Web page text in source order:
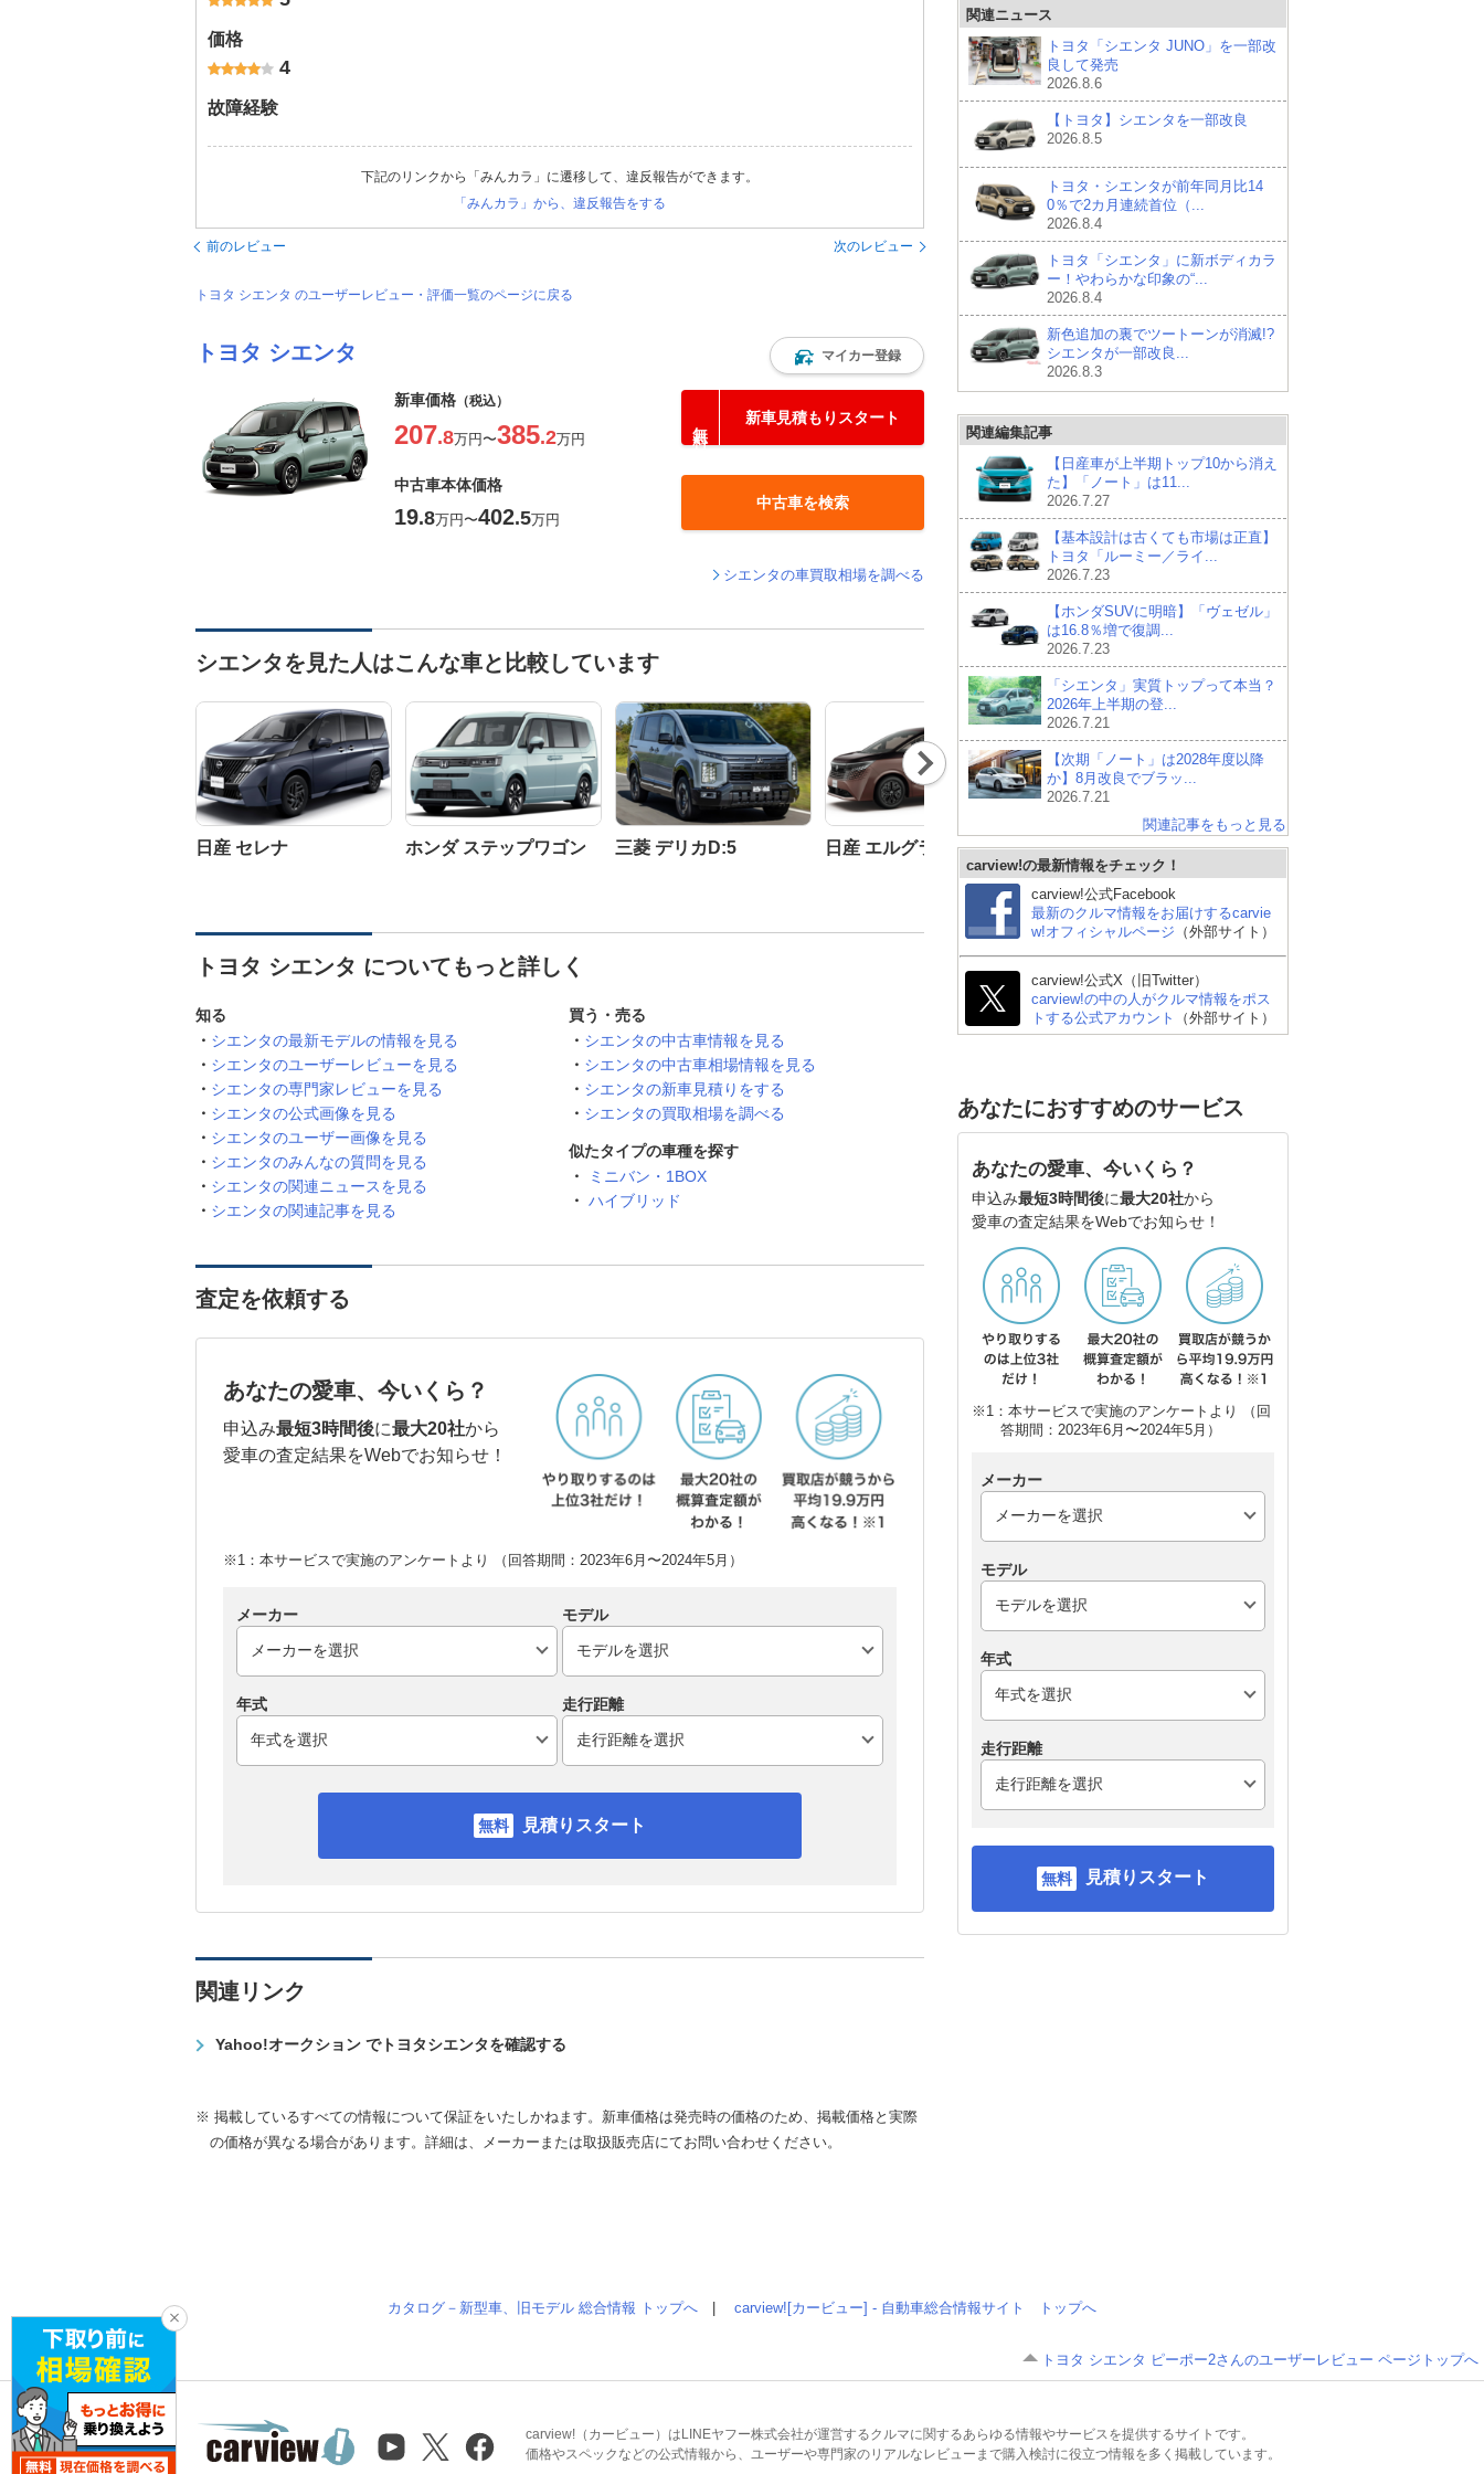
価格
4
故障経験
下記のリンクから「みんカラ」に遷移して、違反報告ができます。
「みんカラ」から、違反報告をする
前のレビュー 次のレビュー
トヨタ シエンタ のユーザーレビュー・評価一覧のページに戻る
トヨタ シエンタ マイカー登録
新車価格 （税込）
207.8万円〜385.2万円
新車見積もりスタート
中古車本体価格
19.8万円〜402.5万円
中古車を検索
シエンタの車買取相場を調べる
シエンタを見た人はこんな車と比較しています
日産 セレナ ホンダ ステップワゴン 三菱 デリカD:5 日産 エルグランド ホンダ オデッセイ スズキ エブリイワゴン
Nex
t
トヨタ シエンタ についてもっと詳しく
知る
シエンタの最新モデルの情報を見る
シエンタのユーザーレビューを見る
シエンタの専門家レビューを見る
シエンタの公式画像を見る
シエンタのユーザー画像を見る
シエンタのみんなの質問を見る
シエンタの関連ニュースを見る
シエンタの関連記事を見る
買う・売る
シエンタの中古車情報を見る
シエンタの中古車相場情報を見る
シエンタの新車見積りをする
シエンタの買取相場を調べる
似たタイプの車種を探す
ミニバン・1BOX
ハイブリッド
査定を依頼する
あなたの愛車、今いくら？
申込み最短3時間後に最大20社から
愛車の査定結果をWebでお知らせ！
※1：本サービスで実施のアンケートより （回答期間：2023年6月〜2024年5月）
メーカー モデル
年式 走行距離
見積りスタート
関連リンク
Yahoo!オークション でトヨタシエンタを確認する
※ 掲載しているすべての情報について保証をいたしかねます。新車価格は発売時の価格のため、掲載価格と実際
の価格が異なる場合があります。詳細は、メーカーまたは取扱販売店にてお問い合わせください。
関連ニュース
トヨタ「シエンタ JUNO」を一部改
良して発売
2026.8.6
【トヨタ】シエンタを一部改良
2026.8.5
トヨタ・シエンタが前年同月比14
0％で2カ月連続首位（...
2026.8.4
トヨタ「シエンタ」に新ボディカラ
ー！やわらかな印象の“...
2026.8.4
新色追加の裏でツートーンが消滅!?
シエンタが一部改良...
2026.8.3
関連編集記事
【日産車が上半期トップ10から消え
た】「ノート」は11...
2026.7.27
【基本設計は古くても市場は正直】
トヨタ「ルーミー／ライ...
2026.7.23
【ホンダSUVに明暗】「ヴェゼル」
は16.8％増で復調...
2026.7.23
「シエンタ」実質トップって本当？
2026年上半期の登...
2026.7.21
【次期「ノート」は2028年度以降
か】8月改良でブラッ...
2026.7.21
関連記事をもっと見る
carview!の最新情報をチェック！
carview!公式Facebook
最新のクルマ情報をお届けするcarvie
w!オフィシャルページ （外部サイト）
carview!公式X（旧Twitter）
carview!の中の人がクルマ情報をポス
トする公式アカウント
（外部サイト）
あなたにおすすめのサービス
あなたの愛車、今いくら？
申込み最短3時間後に最大20社から
愛車の査定結果をWebでお知らせ！
※1：本サービスで実施のアンケートより （回
答期間：2023年6月〜2024年5月）
メーカー
モデル
年式
走行距離
見積りスタート
カタログ－新型車、旧モデル 総合情報 トップへ carview![カービュー] - 自動車総合情報サイト トップへ
トヨタ シエンタ ピーポー2さんのユーザーレビュー ページトップへ
carview!（カービュー）はLINEヤフー株式会社が運営するクルマに関するあらゆる情報やサービスを提供するサイトです。
価格やスペックなどの公式情報から、ユーザーや専門家のリアルなレビューまで購入検討に役立つ情報を多く掲載しています。